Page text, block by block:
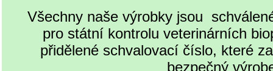
Všechny naše výrobky jsou
pro státní kontrolu veterinárních
přidělené schvalovací číslo, které
bezpečný